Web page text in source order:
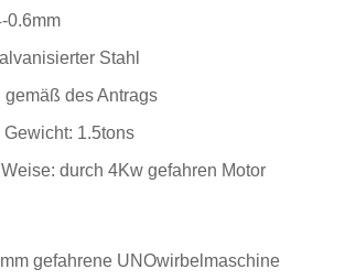
0.6mm
Stahl
gemäß des Antrags
Gewicht: 1.5tons
durch 4Kw gefahren Motor
gefahrene UNOwirbelmaschine